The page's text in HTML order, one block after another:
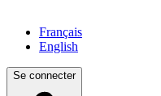
Français
English
Se connecter